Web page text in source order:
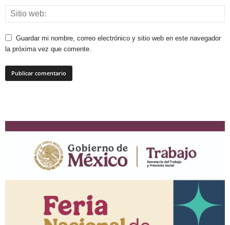
Guardar mi nombre, correo electrónico y sitio web en este navegador
la próxima vez que comente.